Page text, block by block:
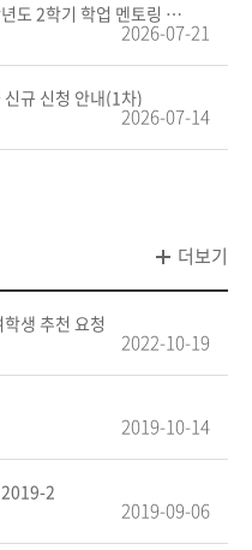
[학사공지] [학업멘토 모집] 2026학년도 2학기 학업 멘토링 프로그램 멘토 모집 안내
2026-07-21
규 신청 안내(1차)
2026-07-14
더보기
생 추천 요청
2022-10-19
2019-10-14
2019-2
2019-09-06